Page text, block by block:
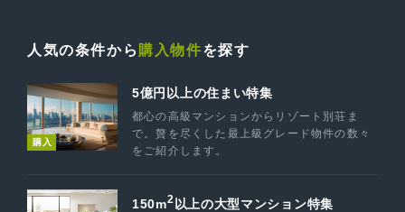
人気の条件から 購入物件を探す
購入
5億円以上の住まい特集
都心の高級マンションからリゾート別荘ま
で。贅を尽くした最上級グレード物件の数々
をご紹介します。
150m2 以上の大型マンション特集